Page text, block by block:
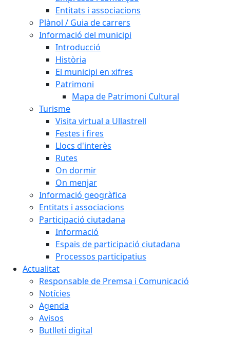
Entitats i associacions
Plànol / Guia de carrers
Informació del municipi
Introducció
Història
El municipi en xifres
Patrimoni
Mapa de Patrimoni Cultural
Turisme
Visita virtual a Ullastrell
Festes i fires
Llocs d'interès
Rutes
On dormir
On menjar
Informació geogràfica
Entitats i associacions
Participació ciutadana
Informació
Espais de participació ciutadana
Processos participatius
Actualitat
Responsable de Premsa i Comunicació
Notícies
Agenda
Avisos
Butlletí digital